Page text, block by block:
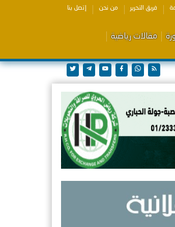
فريق التحرير من نحن إتصل بنا
مقالات رياضية